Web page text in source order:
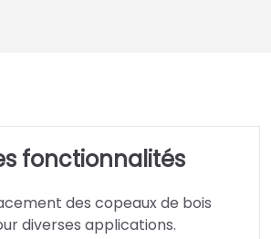
fonctionnalités
des copeaux de bois
diverses applications.